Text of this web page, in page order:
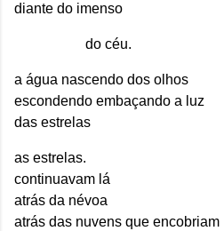
diante do imenso
do céu.
a água nascendo dos olhos
escondendo embaçando a luz
das estrelas
as estrelas.
continuavam lá
atrás da névoa
atrás das nuvens que encobriam